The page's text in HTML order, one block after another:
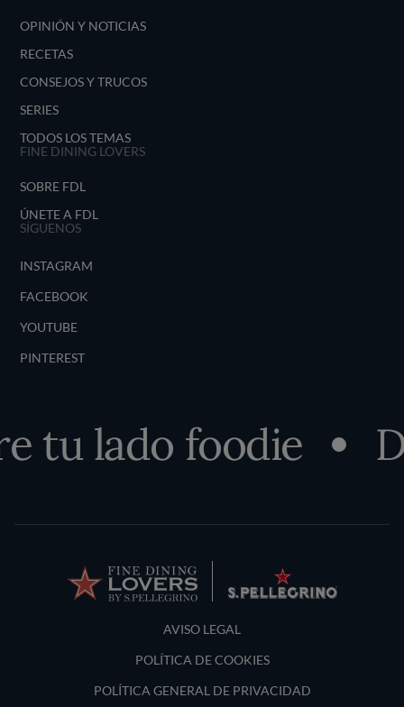
OPINIÓN Y NOTICIAS
RECETAS
CONSEJOS Y TRUCOS
SERIES
TODOS LOS TEMAS
FINE DINING LOVERS
SOBRE FDL
ÚNETE A FDL
SÍGUENOS
INSTAGRAM
FACEBOOK
YOUTUBE
PINTEREST
tu lado foodie
Terms and Conditions
AVISO LEGAL
POLÍTICA DE COOKIES
POLÍTICA GENERAL DE PRIVACIDAD